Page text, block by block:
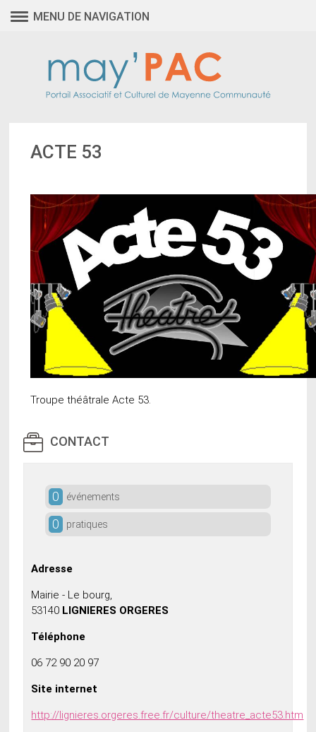
MENU DE NAVIGATION
ACTE 53
Troupe théâtrale Acte 53.
CONTACT
0 événements
0 pratiques
Adresse
Mairie - Le bourg,
53140 LIGNIERES ORGERES
Téléphone
06 72 90 20 97
Site internet
http://lignieres.orgeres.free.fr/culture/theatre_acte53.htm